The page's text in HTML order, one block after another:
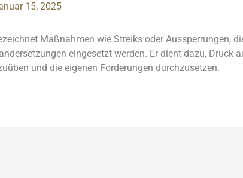
15, 2025
Maßnahmen wie Streiks oder Aussperrungen,
eingesetzt werden. Erdient dazu, Druck
und die eigenen Forderungen durchzusetzen.